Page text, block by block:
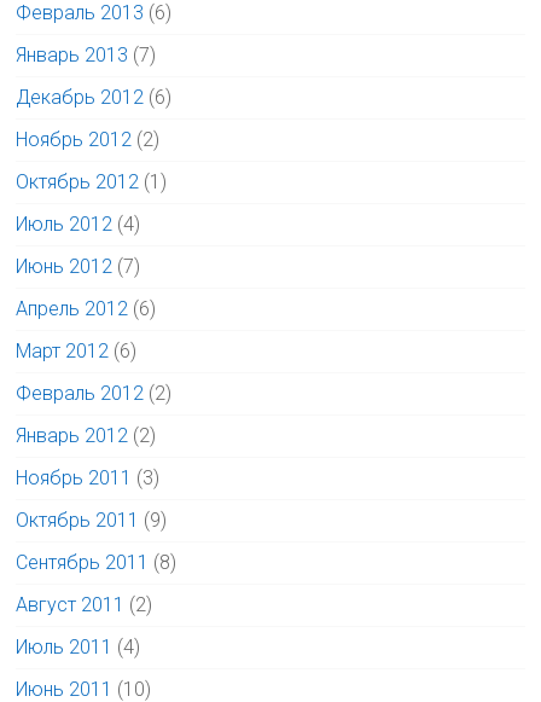
Февраль 2013 (6)
Январь 2013 (7)
Декабрь 2012 (6)
Ноябрь 2012 (2)
Октябрь 2012 (1)
Июль 2012 (4)
Июнь 2012 (7)
Апрель 2012 (6)
Март 2012 (6)
Февраль 2012 (2)
Январь 2012 (2)
Ноябрь 2011 (3)
Октябрь 2011 (9)
Сентябрь 2011 (8)
Август 2011 (2)
Июль 2011 (4)
Июнь 2011 (10)